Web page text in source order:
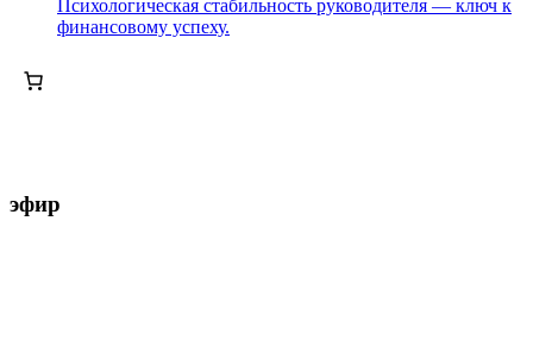
Психологическая стабильность руководителя — ключ к
финансовому успеху.
эфир